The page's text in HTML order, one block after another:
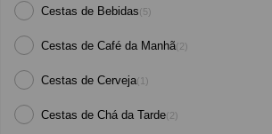
Cestas de Bebidas(5)
Cestas de Café da Manh(2)
Cestas de Cerveja(1)
Cestas de Chá da Tarde(2)